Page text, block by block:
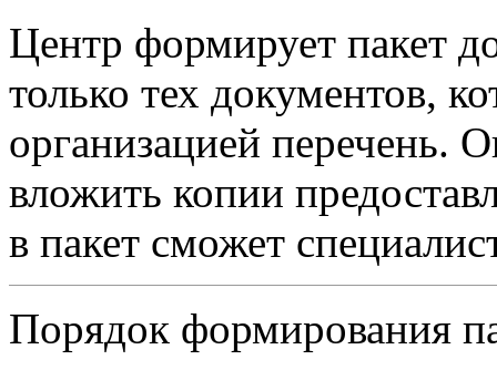
Центр формирует пакет
только тех документов,
организацией перечень.
вложить копии
в пакет сможет
Порядок формирования